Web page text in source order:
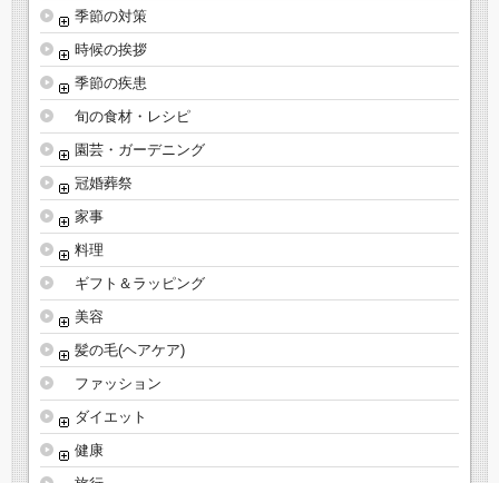
季節の対策
時候の挨拶
季節の疾患
旬の食材・レシピ
園芸・ガーデニング
冠婚葬祭
家事
料理
ギフト＆ラッピング
美容
髪の毛(ヘアケア)
ファッション
ダイエット
健康